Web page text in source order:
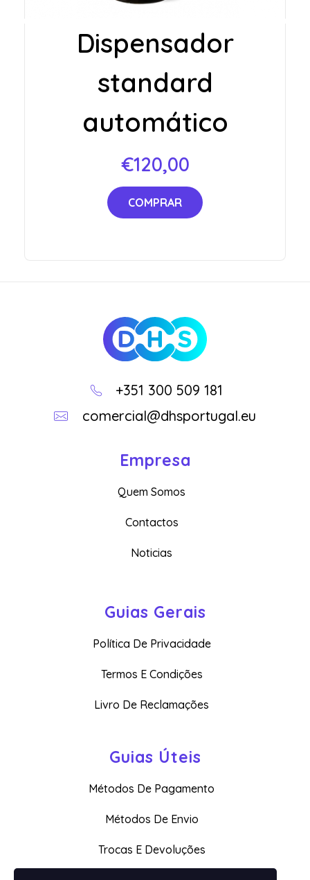
Dispensador
standard
automático
€120,00
COMPRAR
+351 300 509 181
comercial@dhsportugal.eu
Empresa
Quem Somos
Contactos
Noticias
Guias Gerais
Política De Privacidade
Termos E Condições
Livro De Reclamações
Guias Úteis
Métodos De Pagamento
Métodos De Envio
Trocas E Devoluções